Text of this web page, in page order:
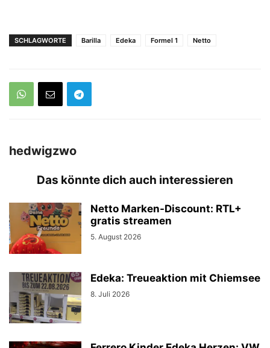
SCHLAGWORTE Barilla Edeka Formel 1 Netto
hedwigzwo
Das könnte dich auch interessieren
Netto Marken-Discount: RTL+
gratis streamen
5. August 2026
Edeka: Treueaktion mit Chiemsee
8. Juli 2026